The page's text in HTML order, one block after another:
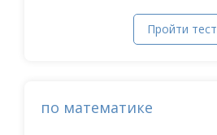
Пройти тест
по математике